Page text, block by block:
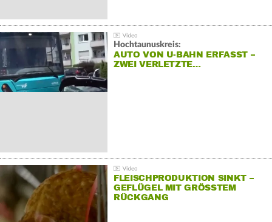
Hochtaunuskreis:
AUTO VON U-BAHN ERFASST –
ZWEI VERLETZTE…
FLEISCHPRODUKTION SINKT –
GEFLÜGEL MIT GRÖSSTEM R
ÜCKGANG